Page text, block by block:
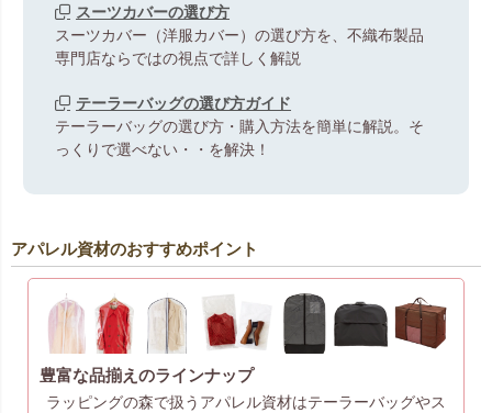
スーツカバーの選び方
スーツカバー（洋服カバー）の選び方を、不織布製品
専門店ならではの視点で詳しく解説
テーラーバッグの選び方ガイド
テーラーバッグの選び方・購入方法を簡単に解説。そ
っくりで選べない・・を解決！
アパレル資材のおすすめポイント
豊富な品揃えのラインナップ
ラッピングの森で扱うアパレル資材はテーラーバッグやス